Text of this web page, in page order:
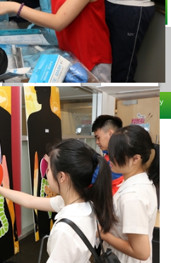
頁頂
Care Federation All rights reserved. Powered by
Pure One